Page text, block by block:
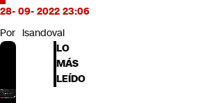
28- 09- 2022 23:06
Por lsandoval
LO
MÁS
LEÍDO